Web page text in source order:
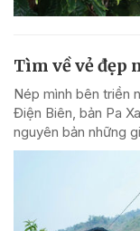
Tìm về vẻ đẹp
Nép mình bên triền
Điện Biên, bản Pa
nguyên bản những